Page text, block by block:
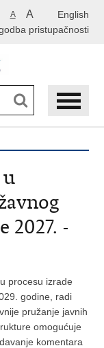
English
A A
pristupačnosti
2027. -
procesu izrade
godine, radi
pružanje javnih
omogućuje
komentara